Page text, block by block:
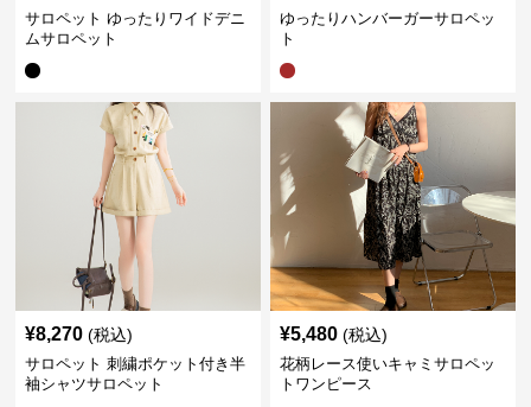
サロペット ゆったりワイドデニ
ムサロペット
ゆったりハンバーガーサロペッ
ト
¥8,270 (税込)
サロペット 刺繍ポケット付き半
袖シャツサロペット
¥5,480 (税込)
花柄レース使いキャミサロペッ
トワンピース